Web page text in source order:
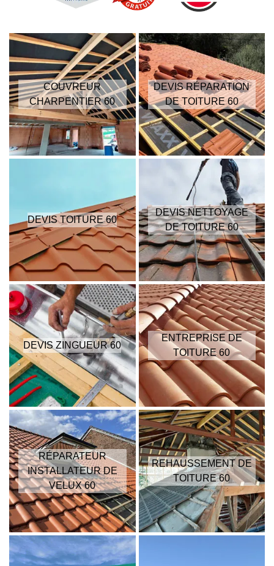
COUVREUR
CHARPENTIER 60
DEVIS RÉPARATION
DE TOITURE 60
DEVIS TOITURE 60
DEVIS NETTOYAGE
DE TOITURE 60
DEVIS ZINGUEUR 60
ENTREPRISE DE
TOITURE 60
RÉPARATEUR
INSTALLATEUR DE
VELUX 60
REHAUSSEMENT DE
TOITURE 60